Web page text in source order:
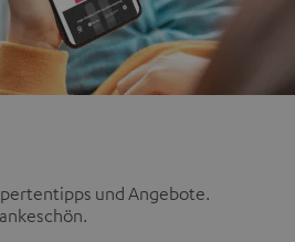
und Angebote.